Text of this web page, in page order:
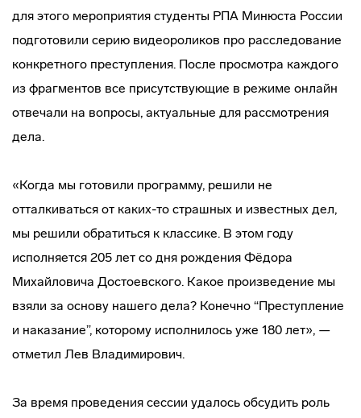
для этого мероприятия студенты РПА Минюста России
подготовили серию видеороликов про расследование
конкретного преступления. После просмотра каждого
из фрагментов все присутствующие в режиме онлайн
отвечали на вопросы, актуальные для рассмотрения
дела.
«Когда мы готовили программу, решили не
отталкиваться от каких-то страшных и известных дел,
мы решили обратиться к классике. В этом году
исполняется 205 лет со дня рождения Фёдора
Михайловича Достоевского. Какое произведение мы
взяли за основу нашего дела? Конечно “Преступление
и наказание”, которому исполнилось уже 180 лет», —
отметил Лев Владимирович.
За время проведения сессии удалось обсудить роль